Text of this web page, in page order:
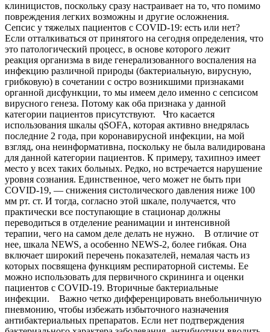
клиницистов, поскольку сразу настраивает на то, что помимо
повреждения легких возможны и другие осложнения.
Сепсис у тяжелых пациентов с COVID-19: есть или нет?
Если отталкиваться от принятого на сегодня определения, что
это патологический процесс, в основе которого лежит
реакция организма в виде генерализованного воспаления на
инфекцию различной природы (бактериальную, вирусную,
грибковую) в сочетании с остро возникшими признаками
органной дисфункции, то мы имеем дело именно с сепсисом
вирусного генеза. Потому как оба признака у данной
категории пациентов присутствуют. Что касается
использования шкалы qSOFA, которая активно внедрялась
последние 2 года, при коронавирусной инфекции, на мой
взгляд, она неинформативна, поскольку не была валидирована
для данной категории пациентов. К примеру, тахипноэ имеет
место у всех таких больных. Редко, но встречается нарушение
уровня сознания. Единственное, чего может не быть при
COVID-19, — снижения систолического давления ниже 100
мм рт. ст. И тогда, согласно этой шкале, получается, что
практически все поступающие в стационар должны
переводиться в отделение реанимации и интенсивной
терапии, чего на самом деле делать не нужно. В отличие от
нее, шкала NEWS, а особенно NEWS-2, более гибкая. Она
включает широкий перечень показателей, немалая часть из
которых посвящена функциям респираторной системы. Ее
можно использовать для первичного скрининга и оценки
пациентов с COVID-19. Вторичные бактериальные
инфекции. Важно четко дифференцировать внебольничную
пневмонию, чтобы избежать избыточного назначения
антибактериальных препаратов. Если нет подтверждения